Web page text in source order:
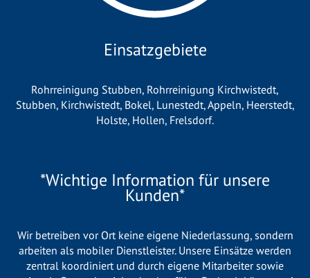
Einsatzgebiete
Rohrreinigung Stubben, Rohrreinigung Kirchwistedt,
Stubben, Kirchwistedt, Bokel, Lunestedt,Appeln, Heerstedt,
Holste, Hollen, Frelsdorf.
*Wichtige Information für unsere
Kunden*
Wir betreiben vor Ort keine eigene Niederlassung, sondern
arbeiten als mobiler Dienstleister. Unsere Einsätze werden
zentral koordiniert und durch eigene Mitarbeiter sowie